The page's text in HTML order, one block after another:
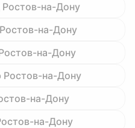
Ростов-на-Дону
на-Дону
на-Дону
Ростов-на-Дону
на-Дону
на-Дону